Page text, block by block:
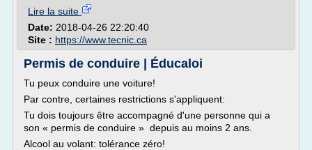
Lire la suite
Date: 2018-04-26 22:20:40
Site : https://www.tecnic.ca
Permis de conduire | Éducaloi
Tu peux conduire une voiture!
Par contre, certaines restrictions s'appliquent:
Tu dois toujours être accompagné d'une personne qui a
son « permis de conduire » depuis au moins 2 ans.
Alcool au volant: tolérance zéro!